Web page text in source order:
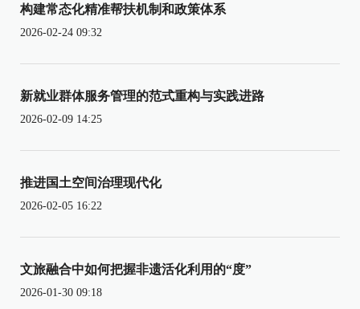
构建常态化精准帮扶机制和政策体系
2026-02-24 09:32
新就业群体服务管理的范式重构与实践进路
2026-02-09 14:25
推进国土空间治理现代化
2026-02-05 16:22
文旅融合中如何把握非遗活化利用的“度”
2026-01-30 09:18